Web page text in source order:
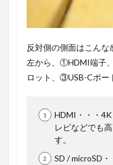
反対側の側面はこんな
左から、①HDMI端子
ロット、③USB-Cポー
HDMI・・・
レビなどでも
す。
SD / microSD